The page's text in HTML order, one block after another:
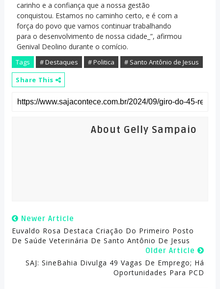
carinho e a confiança que a nossa gestão
conquistou. Estamos no caminho certo, e é com a
força do povo que vamos continuar trabalhando
para o desenvolvimento de nossa cidade_”, afirmou
Genival Deolino durante o comício.
Tags # Destaques # Politica
# Santo Antônio de Jesus
Share This
About Gelly Sampaio
Newer Article
Euvaldo Rosa Destaca Criação Do Primeiro Posto
De Saúde Veterinária De Santo Antônio De Jesus
Older Article
SAJ: SineBahia Divulga 49 Vagas De Emprego; Há
Oportunidades Para PCD